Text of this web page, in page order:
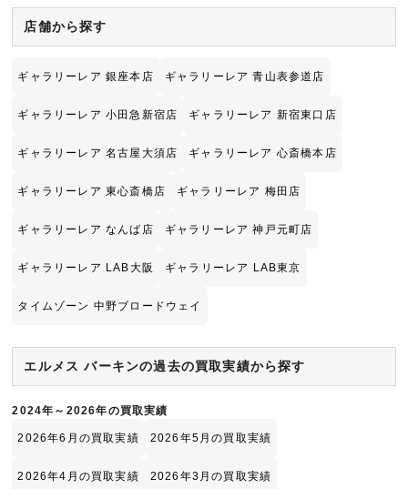
店舗から探す
ギャラリーレア 銀座本店 ギャラリーレア 青山表参道店
ギャラリーレア 小田急新宿店 ギャラリーレア 新宿東口店
ギャラリーレア 名古屋大須店 ギャラリーレア 心斎橋本店
ギャラリーレア 東心斎橋店 ギャラリーレア 梅田店
ギャラリーレア なんば店 ギャラリーレア 神戸元町店
ギャラリーレア LAB大阪 ギャラリーレア LAB東京
タイムゾーン 中野ブロードウェイ
エルメス バーキンの過去の買取実績から探す
2024年～2026年の買取実績
2026年6月の買取実績 2026年5月の買取実績
2026年4月の買取実績 2026年3月の買取実績